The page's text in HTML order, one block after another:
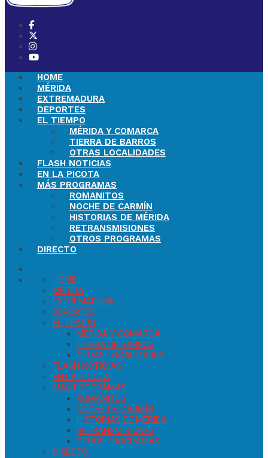
HOME
MÉRIDA
EXTREMADURA
DEPORTES
EL TIEMPO
MÉRIDA Y COMARCA
TIERRA DE BARROS
OTRAS LOCALIDADES
FLASH NOTICIAS
EN LA PICOTA
MÁS PROGRAMAS
ROMANITOS
NOCHE DE CARMÍN
HISTORIAS DE MÉRIDA
RETRANSMISIONES
OTROS PROGRAMAS
DIRECTO
HOME
MÉRIDA
EXTREMADURA
DEPORTES
EL TIEMPO
MÉRIDA Y COMARCA
TIERRA DE BARROS
OTRAS LOCALIDADES
FLASH NOTICIAS
EN LA PICOTA
MÁS PROGRAMAS
ROMANITOS
NOCHE DE CARMÍN
HISTORIAS DE MÉRIDA
RETRANSMISIONES
OTROS PROGRAMAS
DIRECTO